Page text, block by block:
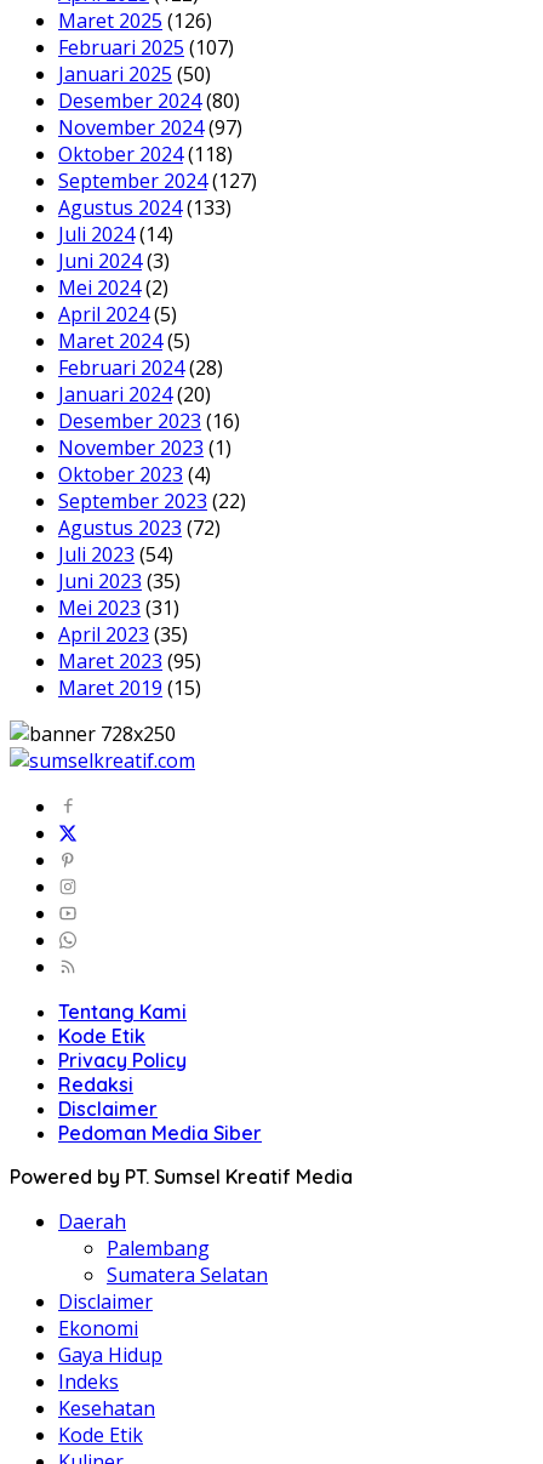
Maret 2025 (126)
Februari 2025 (107)
Januari 2025 (50)
Desember 2024(80)
November 2024(97)
Oktober 2024(118)
September 2024(127)
Agustus 2024(133)
Juli 2024(14)
Juni 2024(3)
Mei 2024(2)
April 2024(5)
Maret 2024(5)
Februari 2024(28)
Januari 2024(20)
Desember 2023 (16)
November 2023 (1)
Oktober 2023 (4)
September 2023 (22)
Agustus 2023 (72)
Juli 2023 (54)
Juni 2023 (35)
Mei 2023 (31)
April 2023 (35)
Maret 2023 (95)
Maret 2019 (15)
Tentang Kami
Kode Etik
Privacy Policy
Redaksi
Disclaimer
Pedoman Media Siber
Powered by PT. Sumsel Kreatif Media
Daerah
Palembang
Sumatera Selatan
Disclaimer
Ekonomi
Gaya Hidup
Indeks
Kesehatan
Kode Etik